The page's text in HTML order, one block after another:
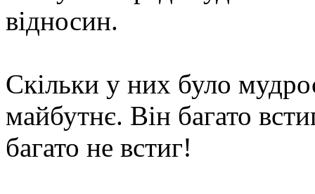
відносин.
Скільки у них було
майбутнє. Він багато
багато не встиг!